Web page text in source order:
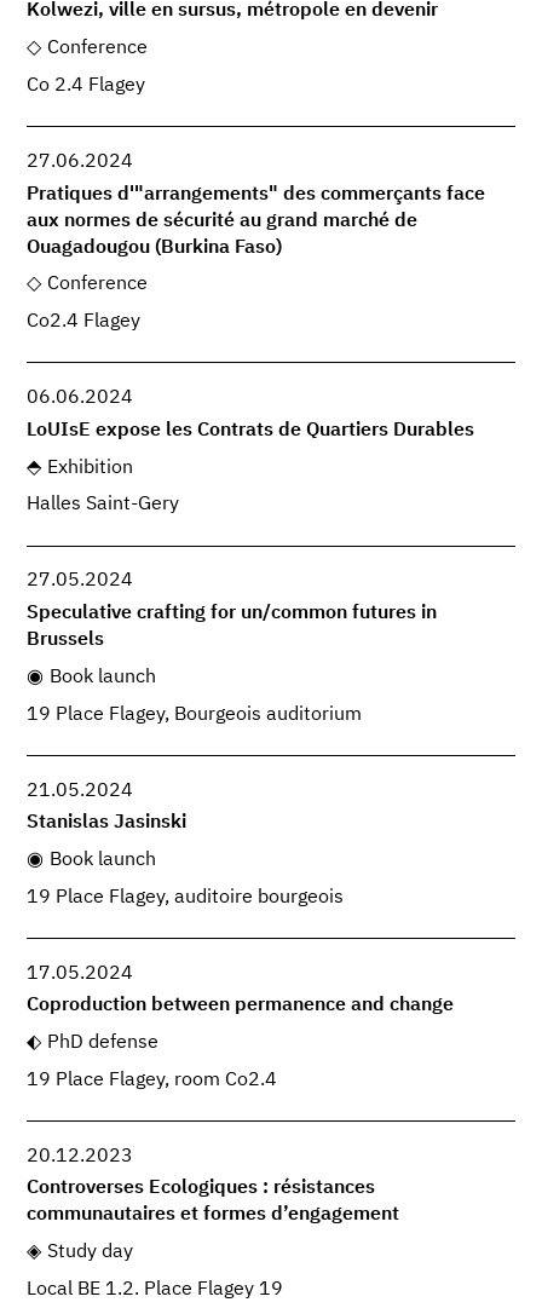
Kolwezi, ville en sursus, métropole en devenir
Conference
Co 2.4 Flagey
27.06.2024
Pratiques d'"arrangements" des commerçants face
aux normes de sécurité au grand marché de
Ouagadougou (Burkina Faso)
Conference
Co2.4 Flagey
06.06.2024
LoUIsE expose les Contrats de Quartiers Durables
Exhibition
Halles Saint-Gery
27.05.2024
Speculative crafting for un/common futures in
Brussels
Book launch
19 Place Flagey, Bourgeois auditorium
21.05.2024
Stanislas Jasinski
Book launch
19 Place Flagey, auditoire bourgeois
17.05.2024
Coproduction between permanence and change
PhD defense
19 Place Flagey, room Co2.4
20.12.2023
Controverses Ecologiques : résistances
communautaires et formes d’engagement
Study day
Local BE 1.2. Place Flagey 19